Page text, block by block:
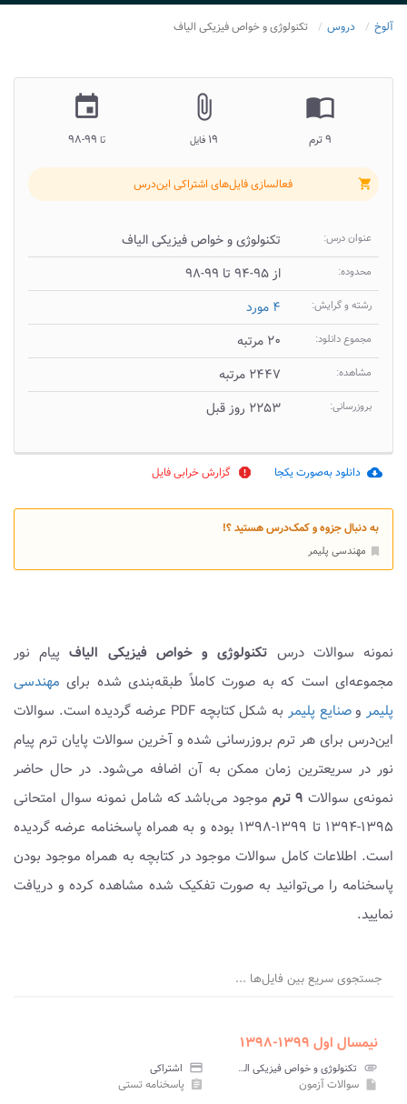
آلوخ دروس تکنولوژی و خواص فیزیکی الیاف
import_contacts
۹ ترم
attach_file
۱۹ فایل
insert_invitation
تا
shopping_cart فعالسازی فایل‌های اشتراکی این‌درس
عنوان درس: تکنولوژی و خواص فیزیکی الیاف
محدوده: از ۹۵-۹۴ تا ۹۹-۹۸
رشته و گرایش: ۴ مورد
مجموع دانلود: ۲۰ مرتبه
مشاهده: ۲۴۴۷ مرتبه
بروزرسانی: ۲۲۵۳ روز قبل
cloud_download دانلود به‌صورت یکجا report گزارش خرابی فایل
به دنبال جزوه و کمک‌درس هستید ؟!
مهندسی پلیمر
نمونه سوالات درس تکنولوژی و خواص فیزیکی الیافپیام نور
مجموعه‌ای است که به صورت کاملاً طبقه‌بندی شده برای مهندسی
پلیمروصنایع پلیمر
به شکل کتابچه PDF عرضه گردیده است. سوالات
این‌درس برای هر ترم بروزرسانی شده و آخرین سوالات پایان ترم پیام
نور در سریعترین زمان ممکن به آن اضافه می‌شود. در حال حاضر
نمونه‌ی سوالات ۹ ترم
موجود می‌باشد که شامل نمونه سوال امتحانی
۱۳۹۵-۱۳۹۴ تا ۱۳۹۹-۱۳۹۸ بوده و به همراه پاسخنامه عرضه گردیده
است. اطلاعات کامل سوالات موجود در کتابچه به همراه موجود بودن
پاسخنامه را می‌توانید به صورت تفکیک شده مشاهده کرده و دریافت
نمایید.
جستجوی سریع بین فایل‌ها ...
نیمسال اول ۱۳۹۹-۱۳۹۸
attachment تکنولوژی و خواص فیزیکی الیاف پیام نور credit_card اشتراکی
insert_drive_file سوالات آزمون assignment پاسخنامه تستی